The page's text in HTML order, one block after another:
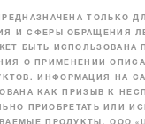
ТОЛЬКО
И СФЕРЫ ОБРАЩЕНИЯ
БЫТЬ ИСПОЛЬЗОВАНА
О ПРИМЕНЕНИИ
ИНФОРМАЦИЯ НА
КАК ПРИЗЫВ К
ПРИОБРЕТАТЬ ИЛИ